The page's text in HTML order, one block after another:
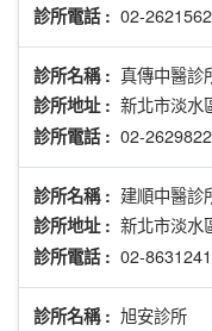
診所電話 : 02-
診所名稱 : 真傳中醫診
診所地址 : 新北市淡水
診所電話 : 02-
診所名稱 : 建順中醫診
診所地址 : 新北市淡水
診所電話 : 02-
診所名稱 : 旭安診所